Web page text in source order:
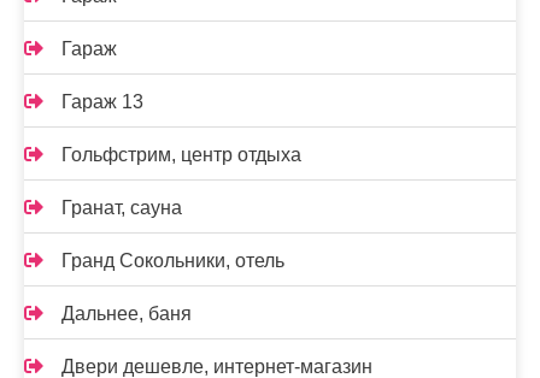
Гараж
Гараж 13
Гольфстрим, центр отдыха
Гранат, сауна
Гранд Сокольники, отель
Дальнее, баня
Двери дешевле, интернет-магазин